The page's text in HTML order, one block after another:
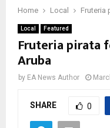
Home Local Fruteria
Local Featured
Fruteria pirata
Aruba
by EA News Author
SHARE 0